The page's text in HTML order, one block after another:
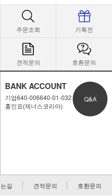
주문조회 기획전
견적문의 호환문의
BANK ACCOUNT
기업640-006640-01-032
홍인표(제너스코리아)
Q&A
길 견적문의 호환문의